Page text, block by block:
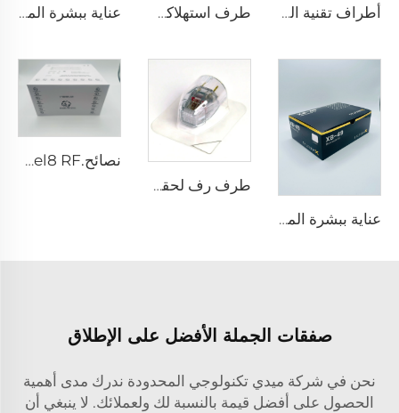
أطراف تقنية المايكرونيدلينج مع الراديو تردد سيلفيروم XE-25 طرف استهلاكي قطب ثنائي لجهاز سكارليت S للميكرونيدلينغ بالرف، 25 دبوسًا عناية ببشرة الميكرونيدلينغ بالرف مع أطراف سيلفيروم X X-25
عناية ببشرة الميكرونيدلينغ بالرف مع أطراف سيلفيروم X XB-49
طرف رف لحقن الميكرونيدلينغ سيلفيروم X خرطوشة سيلفيروم X XE-25 من فيول
نصائح.pixel8 RF
صفقات الجملة الأفضل على الإطلاق
نحن في شركة ميدي تكنولوجي المحدودة ندرك مدى أهمية
الحصول على أفضل قيمة بالنسبة لك ولعملائك. لا ينبغي أن